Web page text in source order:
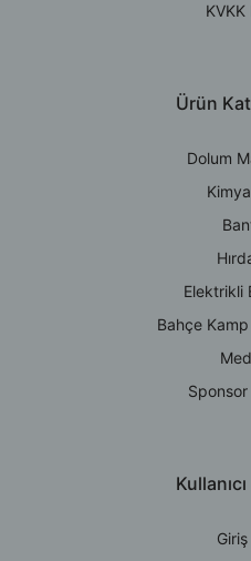
Ürün
Dolum
Elektrikli
Bahçe